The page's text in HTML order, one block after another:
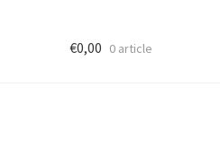
€0,00 0 article